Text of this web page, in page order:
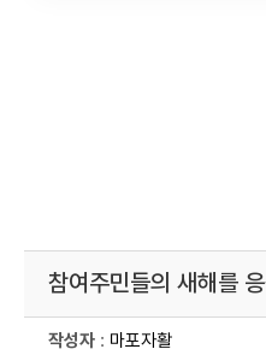
참여주민들의 새해를
작성자 : 마포자활